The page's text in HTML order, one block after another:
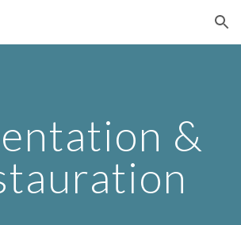
Skip to navigation
&